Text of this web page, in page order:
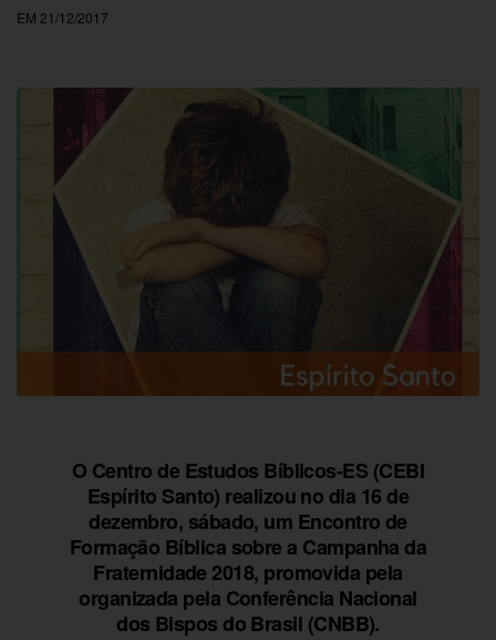
EM 21/12/2017
O Centro de Estudos Bíblicos-ES (CEBI
Espírito Santo) realizou no dia 16 de
dezembro, sábado, um Encontro de
Formação Bíblica sobre a Campanha da
Fraternidade 2018, promovida pela
organizada pela Conferência Nacional
dos Bispos do Brasil (CNBB).